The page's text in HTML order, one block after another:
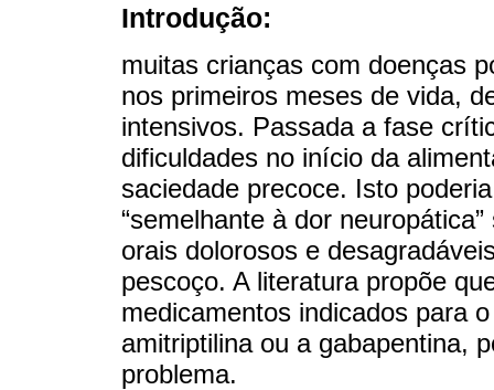
Introdução:
muitas crianças com doenças
nos primeiros meses de vida,
intensivos. Passada a fase
dificuldades no início da
saciedade precoce. Isto
“semelhante à dor
orais dolorosos e
pescoço. A literatura propõe
medicamentos indicados para
amitriptilina ou a gabapentina,
problema.